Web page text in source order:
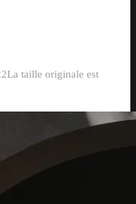
La taille originale est